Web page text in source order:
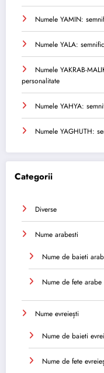
Numele YAMIN:
Numele YALA:
Numele YAKRAB-
personalitate
Numele YAHYA:
Numele YAGHUTH:
Categorii
Diverse
Nume arabesti
Nume de baieti
Nume de fete arabe
Nume evreiești
Nume de baieti
Nume de fete